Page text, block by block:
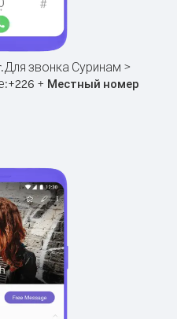
Для звонка Суринам >
+226 + Местный номер